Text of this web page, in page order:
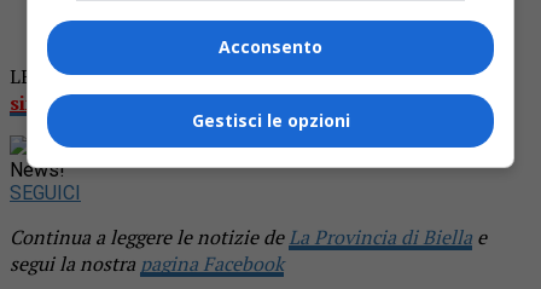
LEGGI ANCHE:Finge il furto dell’auto, denunciato per
simulazione di reato
Rimani aggiornato seguendoci su Google
News!
SEGUICI
Continua a leggere le notizie deLa Provincia di Biella e
segui la nostra pagina Facebook
Acconsento
Gestisci le opzioni